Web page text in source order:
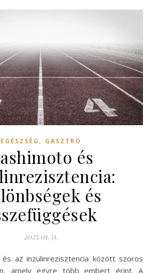
EGÉSZSÉG , GASZTRO
és
és
2025.01.31.
amely egyre több embert érint. A